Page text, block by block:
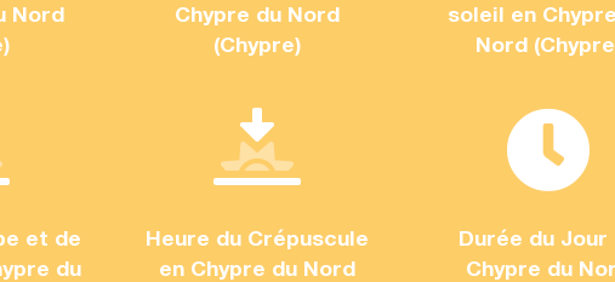
Nord
Chypre du Nord
(Chypre)
soleil en
Nord
et de
du
Heure du Crépuscule
en Chypre du Nord
Durée du Jour
Chypre du